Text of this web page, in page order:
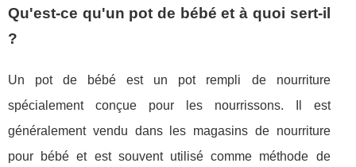
Qu'est-ce qu'un pot de bébé et à quoi sert-il
?
Un pot de bébé est un pot rempli de nourriture
spécialement conçue pour les nourrissons. Il est
généralement vendu dans les magasins de nourriture
pour bébé et est souvent utilisé comme méthode de